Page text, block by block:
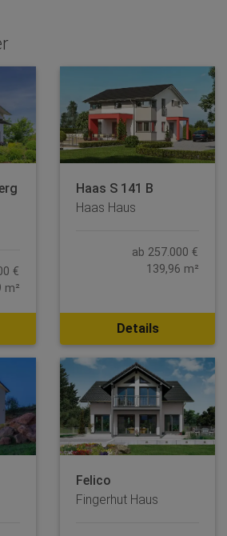
€
m²
Haas S 141 B
Haas Haus
ab 257.000 €
139,96 m²
Details
Felico
Fingerhut Haus